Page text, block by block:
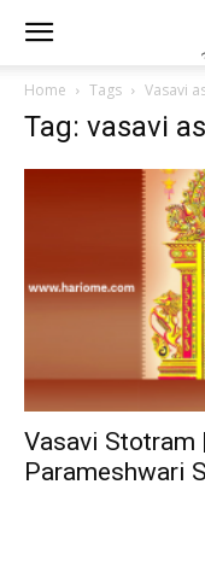
Home Tags Vasavi
Tag: vasavi
Vasavi Stotram
Parameshwari